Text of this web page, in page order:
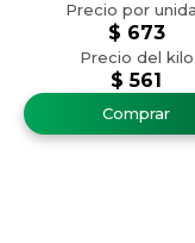
$ 561
$ 673